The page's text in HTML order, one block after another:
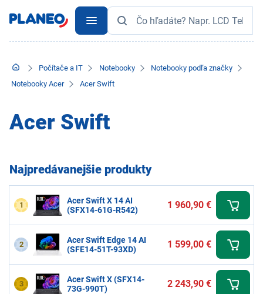
Počítače a IT Notebooky
Notebooky podľa značky
Notebooky Acer
Acer Swift
Acer Swift
Najpredávanejšie produkty
1
Acer Swift X 14 AI
(SFX14-61G-R542)
1 960,90 €
2
Acer Swift Edge 14 AI
(SFE14-51T-93XD)
1 599,00 €
3
Acer Swift X (SFX14-
73G-990T)
2 243,90 €